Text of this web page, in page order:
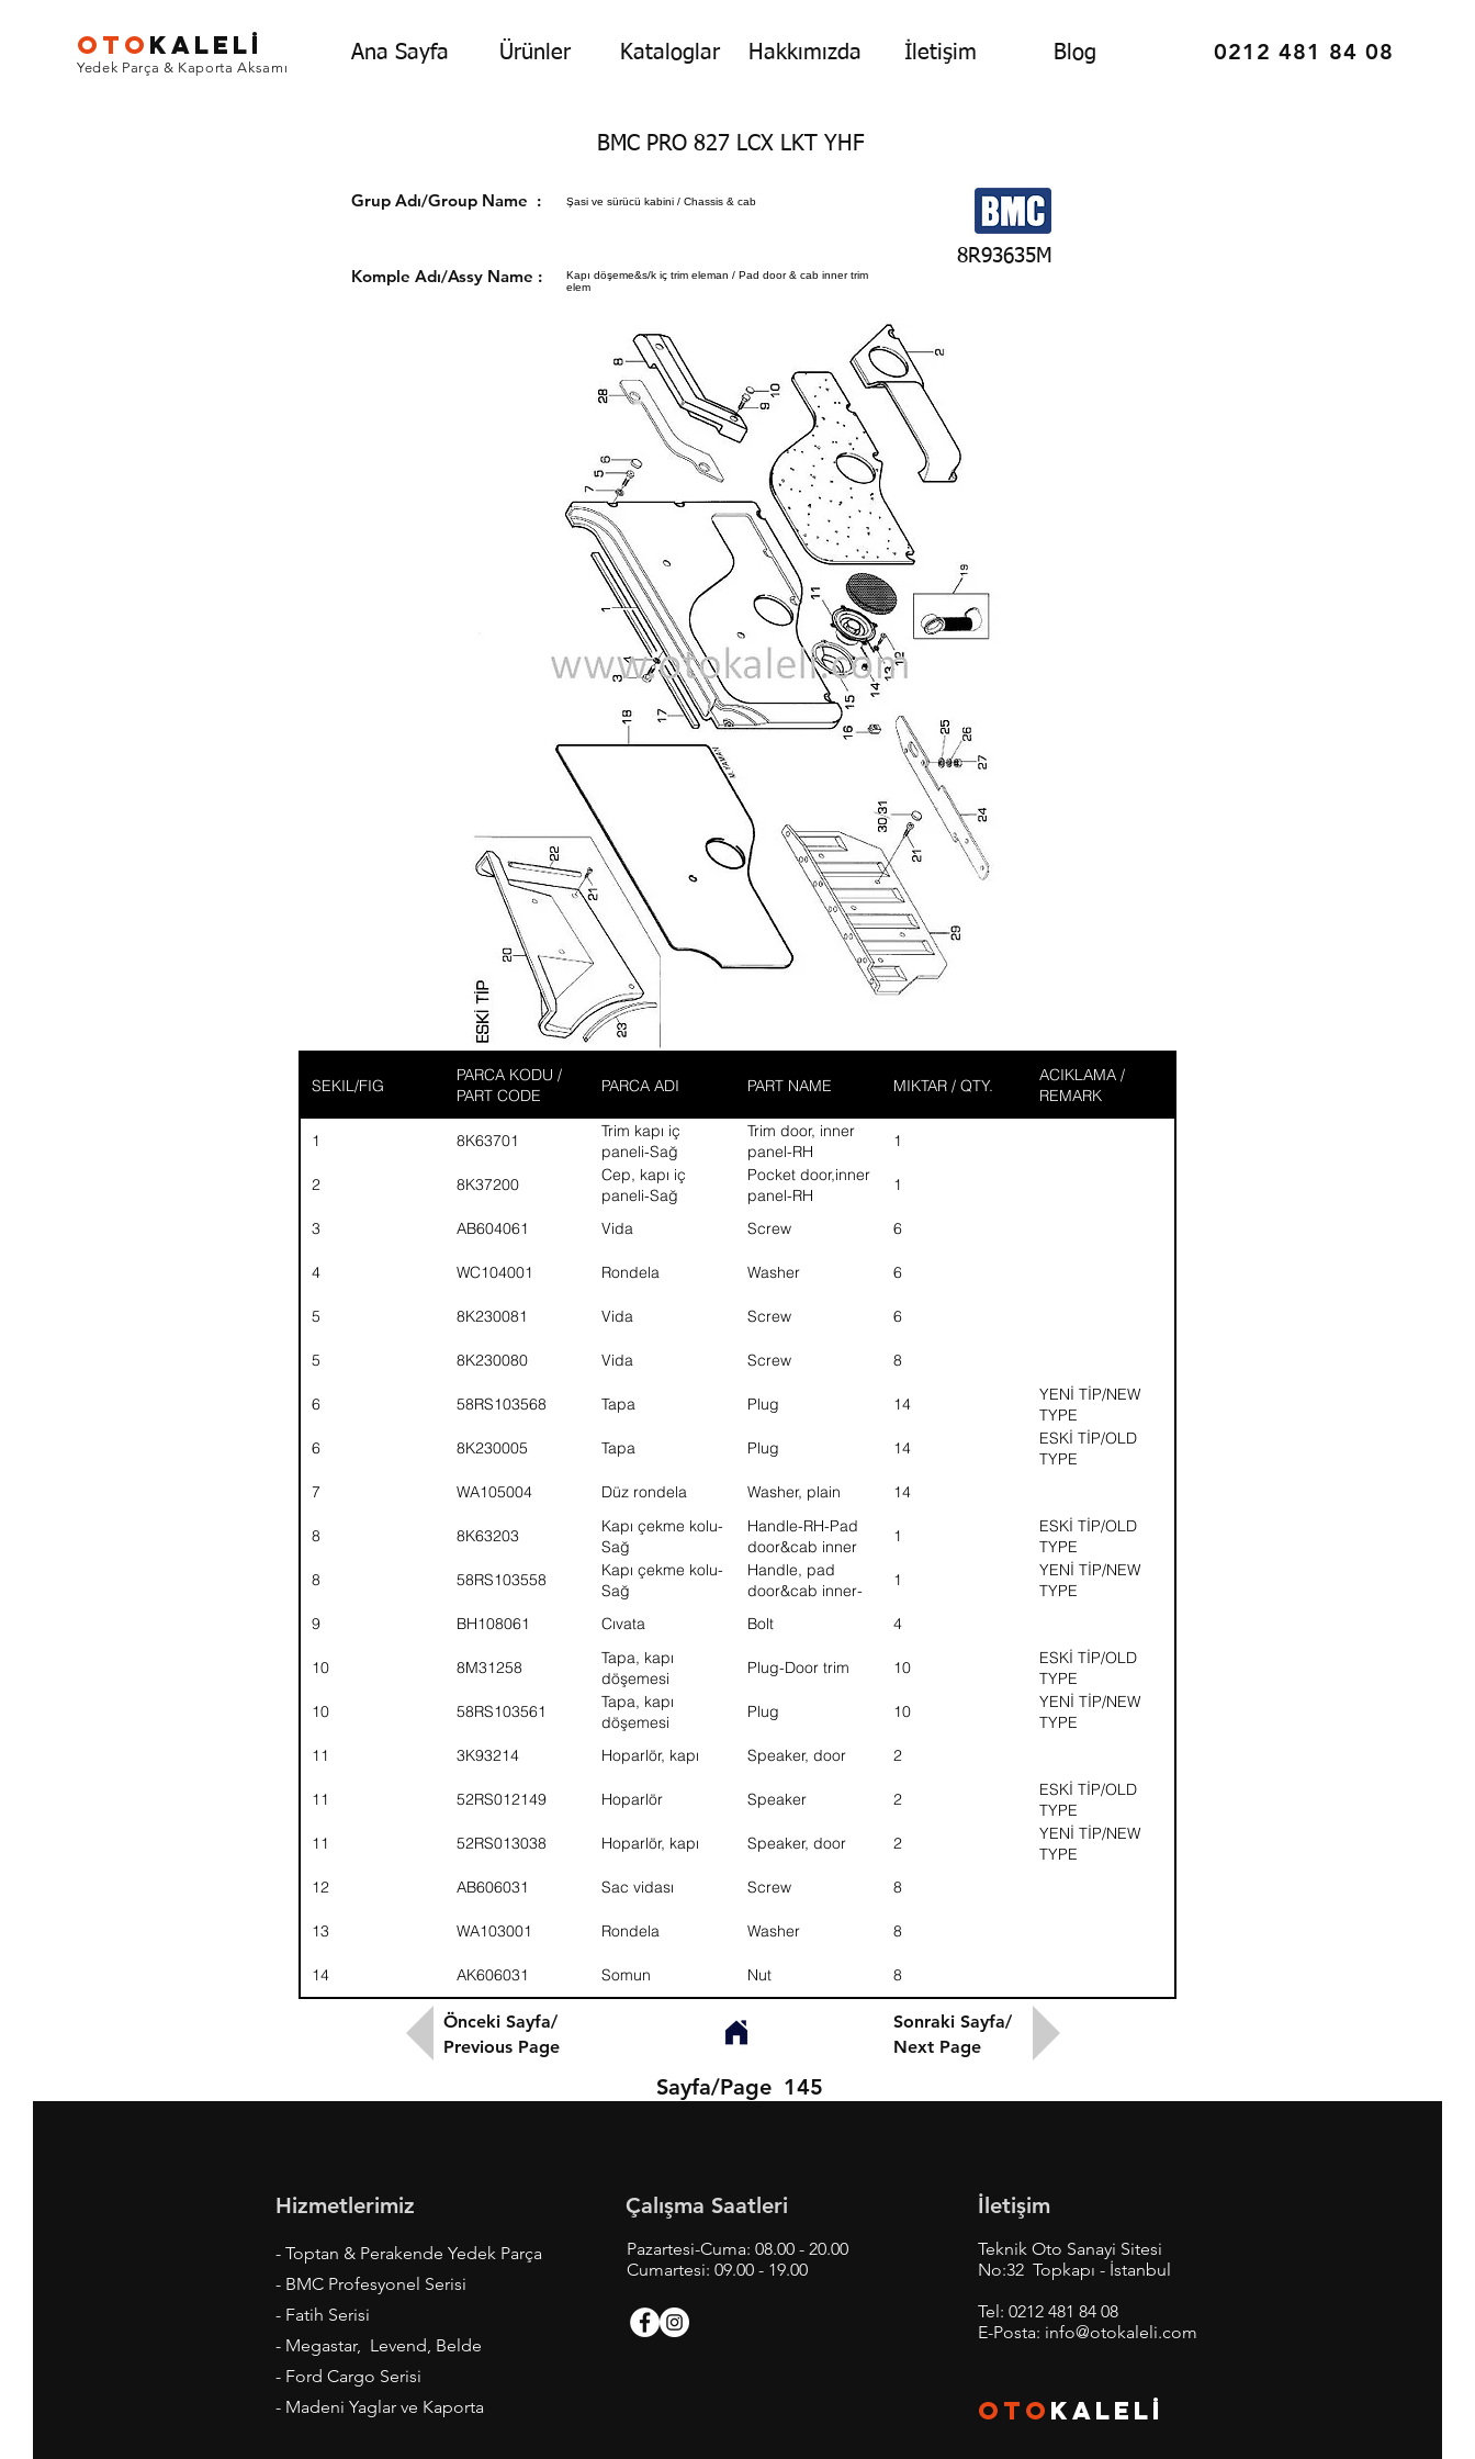
Ana Sayfa Ürünler Kataloglar Hakkımızda İletişim Blog
OTO KALELİ 0212 481 84 08
Yedek Parça & Kaporta Aksamı
BMC PRO 827 LCX LKT YHF
Grup Adı/Group Name :Şasi ve sürücü kabini / Chassis & cab
Komple Adı/Assy Name :
Kapı döşeme&s/k iç trim eleman / Pad door & cab inner trim
elem
8R93635M
SEKIL/FIG
PARCA KODU /
PART CODE
PARCA ADI PART NAME MIKTAR / QTY.
ACIKLAMA /
REMARK
1 8K63701
Trim kapı iç
paneli-Sağ
Trim door, inner
panel-RH
1
2 8K37200
Cep, kapı iç
paneli-Sağ
Pocket door,inner
panel-RH
1
3 AB604061 Vida Screw 6
4 WC104001 Rondela Washer 6
5 8K230081 Vida Screw 6
5 8K230080 Vida Screw 8
6 58RS103568 Tapa Plug 14
YENİ TİP/NEW
TYPE
6
8K230005 Tapa Plug 14
ESKİ TİP/OLD
TYPE
7
WA105004 Düz rondela Washer, plain 14
8 8K63203
Kapı çekme kolu-
Sağ
Handle-RH-Pad
door&cab inner
1
ESKİ TİP/OLD
TYPE
8
58RS103558
Kapı çekme kolu-
Sağ
Handle, pad
door&cab inner-
1
YENİ TİP/NEW
TYPE
9
BH108061 Cıvata Bolt 4
10 8M31258
Tapa, kapı
döşemesi
Plug-Door trim 10
ESKİ TİP/OLD
TYPE
10
58RS103561
Tapa, kapı
döşemesi
Plug 10
YENİ TİP/NEW
TYPE
11
3K93214 Hoparlör, kapı Speaker, door 2
11 52RS012149 Hoparlör Speaker 2
ESKİ TİP/OLD
TYPE
11
52RS013038 Hoparlör, kapı Speaker, door 2
YENİ TİP/NEW
TYPE
12
AB606031 Sac vidası Screw 8
13 WA103001 Rondela Washer 8
14 AK606031 Somun Nut 8
Önceki Sayfa/
Previous Page
Sonraki Sayfa/
Next Page
Sayfa/Page 145
Hizmetlerimiz
- Toptan & Perakende Yedek Parça
- BMC Profesyonel Serisi
- Fatih Serisi
- Megastar, Levend, Belde
- Ford Cargo Serisi
- Madeni Yaglar ve Kaporta
Çalışma Saatleri
Pazartesi-Cuma: 08.00 - 20.00
Cumartesi: 09.00 - 19.00
İletişim
Teknik Oto Sanayi Sitesi
No:32 Topkapı - İstanbul
Tel: 0212 481 84 08
E-Posta: info@otokaleli.com
OTO KALELİ